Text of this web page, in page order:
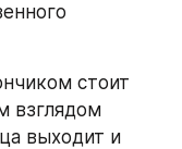
стоит
взглядом
выходит и